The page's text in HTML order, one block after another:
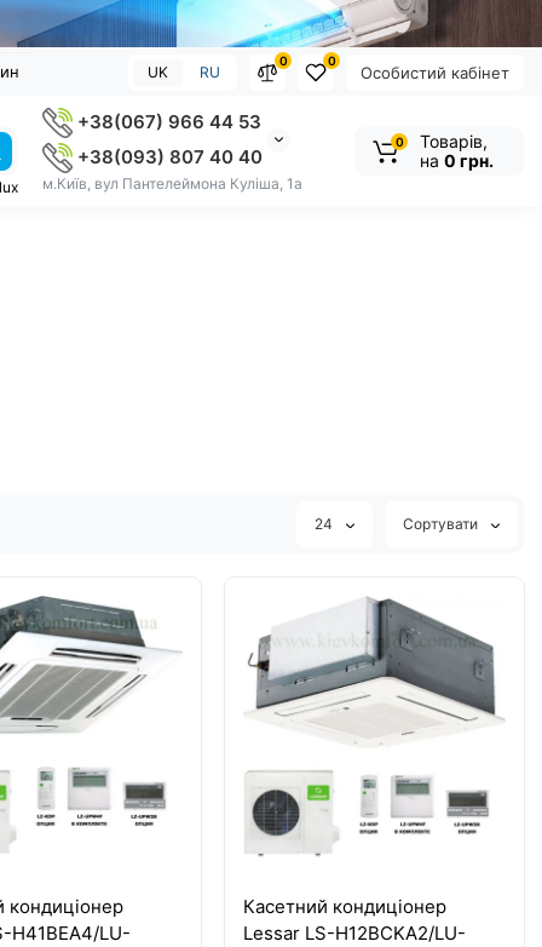
Особистий кабінет
0
0
UK RU
+38(067) 966 44 53
+38(093) 807 40 40
м.Київ, вул Пантелеймона Куліша, 1а
0
Товарів,
на 0 грн.
24 Сортувати
кондиціонер
H41BEA4/LU-
Касетний кондиціонер
Lessar LS-H12BCKA2/LU-